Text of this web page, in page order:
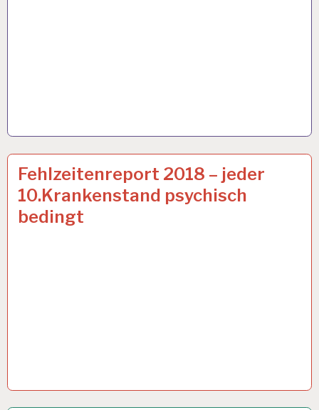
12-
STUNDEN-
ARBEITSTAG…
Fehlzeitenreport 2018 – jeder
10.Krankenstand psychisch
bedingt
12 DEZ. 2018